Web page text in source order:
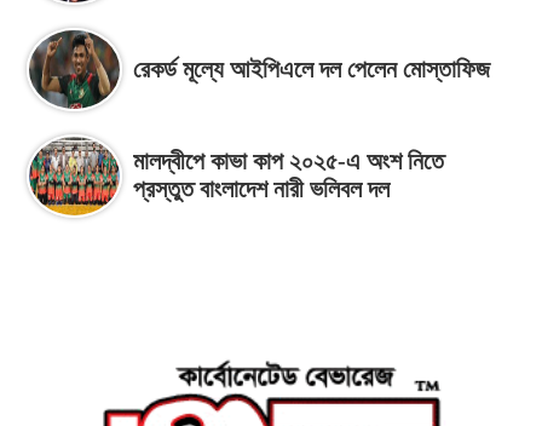
রেকর্ড মূল্যে আইপিএলে দল পেলেন মোস্তাফিজ
মালদ্বীপে কাভা কাপ ২০২৫-এ অংশ নিতে
প্রস্তুত বাংলাদেশ নারী ভলিবল দল